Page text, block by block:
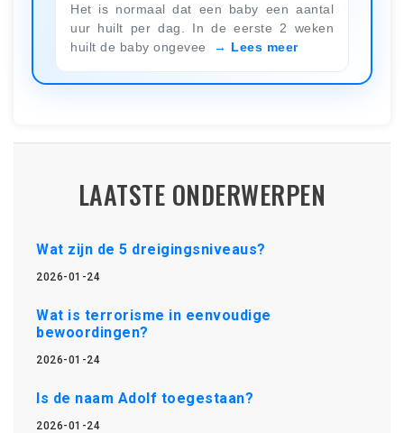
Het is normaal dat een baby een aantal
uur huilt per dag. In de eerste 2 weken
huilt de baby ongevee
Lees meer
LAATSTE ONDERWERPEN
Wat zijn de 5 dreigingsniveaus?
2026-01-24
Wat is terrorisme in eenvoudige
bewoordingen?
2026-01-24
Is de naam Adolf toegestaan?
2026-01-24